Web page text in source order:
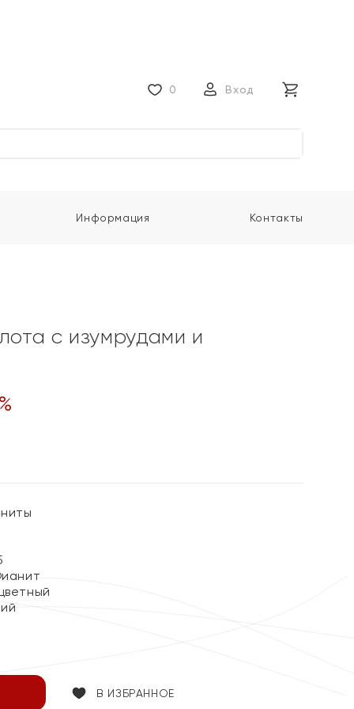
0 Вход
Информация Контакты
с изумрудами и
%
В ИЗБРАННОЕ